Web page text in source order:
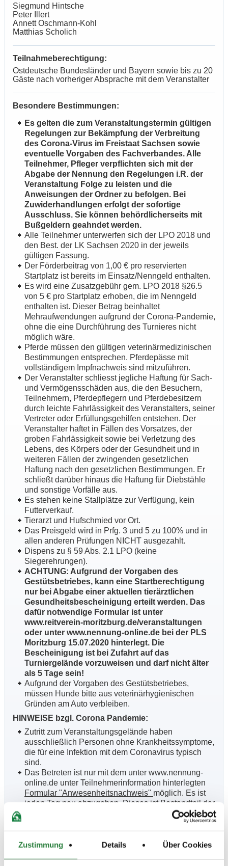
Zustimmung Details Über Cookies
Siegmund Hintsche
Peter Illert
Annett Oschmann-Kohl
Matthias Scholich
Teilnahmeberechtigung:
Ostdeutsche Bundesländer und Bayern sowie bis zu 20
Gäste nach vorheriger Absprache mit dem Veranstalter
Besondere Bestimmungen:
Es gelten die zum Veranstaltungstermin gültigen
Regelungen zur Bekämpfung der Verbreitung
des Corona-Virus im Freistaat Sachsen sowie
eventuelle Vorgaben des Fachverbandes. Alle
Teilnehmer, Pfleger verpflichten sich mit der
Abgabe der Nennung den Regelungen i.R. der
Veranstaltung Folge zu leisten und die
Anweisungen der Ordner zu befolgen. Bei
Zuwiderhandlungen erfolgt der sofortige
Ausschluss. Sie können behördlicherseits mit
Bußgeldern geahndet werden.
Alle Teilnehmer unterwerfen sich der LPO 2018 und
den Best. der LK Sachsen 2020 in der jeweils
gültigen Fassung.
Der Förderbeitrag von 1,00 € pro reservierten
Startplatz ist bereits im Einsatz/Nenngeld enthalten.
Es wird eine Zusatzgebühr gem. LPO 2018 §26.5
von 5 € pro Startplatz erhoben, die im Nenngeld
enthalten ist. Dieser Betrag beinhaltet
Mehraufwendungen aufgrund der Corona-Pandemie,
ohne die eine Durchführung des Turnieres nicht
möglich wäre.
Pferde müssen den gültigen veterinärmedizinischen
Bestimmungen entsprechen. Pferdepässe mit
vollständigem Impfnachweis sind mitzuführen.
Der Veranstalter schliesst jegliche Haftung für Sach-
und Vermögensschäden aus, die den Besuchern,
Teilnehmern, Pferdepflegern und Pferdebesitzern
durch leichte Fahrlässigkeit des Veranstalters, seiner
Vertreter oder Erfüllungsgehilfen entstehen. Der
Veranstalter haftet in Fällen des Vorsatzes, der
groben Fahrlässigkeit sowie bei Verletzung des
Lebens, des Körpers oder der Gesundheit und in
weiteren Fällen der zwingenden gesetzlichen
Haftung nach den gesetzlichen Bestimmungen. Er
schließt darüber hinaus die Haftung für Diebstähle
und sonstige Vorfälle aus.
Es stehen keine Stallplätze zur Verfügung, kein
Futterverkauf.
Tierarzt und Hufschmied vor Ort.
Das Preisgeld wird in Prfg. 3 und 5 zu 100% und in
allen anderen Prüfungen NICHT ausgezahlt.
Dispens zu § 59 Abs. 2.1 LPO (keine
Siegerehrungen).
ACHTUNG: Aufgrund der Vorgaben des
Gestütsbetriebes, kann eine Startberechtigung
nur bei Abgabe einer aktuellen tierärztlichen
Gesundheitsbescheinigung erteilt werden. Das
dafür notwendige Formular ist unter
www.reitverein-moritzburg.de/veranstaltungen
oder unter www.nennung-online.de bei der PLS
Moritzburg 15.07.2020 hinterlegt. Die
Bescheinigung ist bei Zufahrt auf das
Turniergelände vorzuweisen und darf nicht älter
als 5 Tage sein!
Aufgrund der Vorgaben des Gestütsbetriebes,
müssen Hunde bitte aus veterinärhygienischen
Gründen am Auto verbleiben.
HINWEISE bzgl. Corona Pandemie:
Zutritt zum Veranstaltungsgelände haben
ausschließlich Personen ohne Krankheitssymptome,
die für eine Infektion mit dem Coronavirus typisch
sind.
Das Betreten ist nur mit dem unter www.nennung-
online.de unter Teilnehmerinformation hinterlegten
Formular "Anwesenheitsnachweis" möglich. Es ist
jeden Tag neu abzugeben. Dieses ist Bestandteil der
MUSS zwingend von
jedem Reiter/Begleiter ausgefüllt und unterschrieben
- bei Betreten des Turniergeländes (Anreise) - an der
Eingangskontrolle abgegeben werden. Ohne